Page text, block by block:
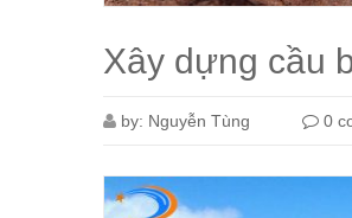
Xây dựng cầu
by: Nguyễn Tùng 0